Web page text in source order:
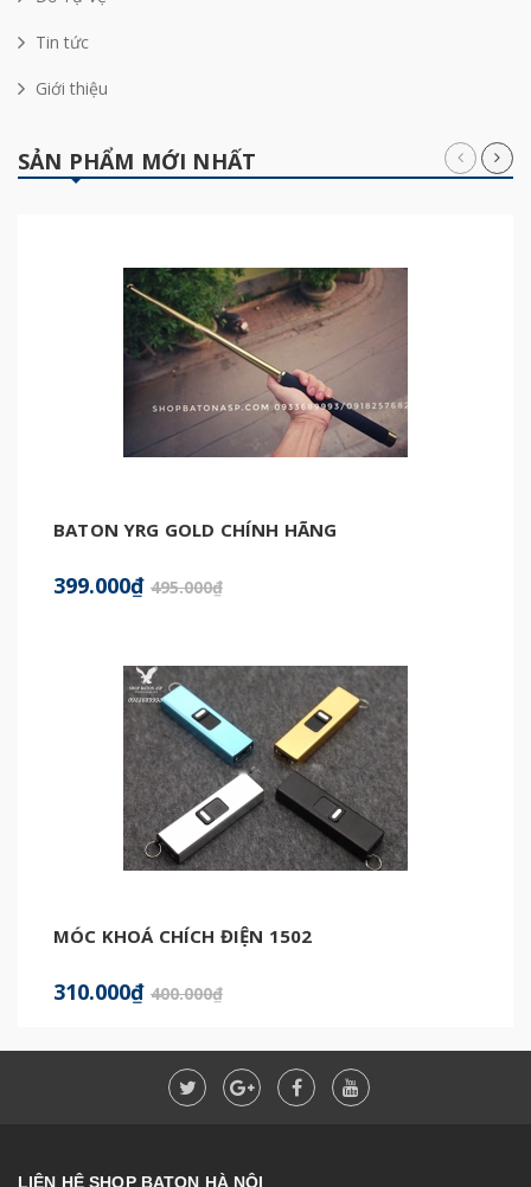
Tin tức
Giới thiệu
SẢN PHẨM MỚI NHẤT
BATON YRG GOLD CHÍNH HÃNG
399.000₫ 495.000₫
MÓC KHOÁ CHÍCH ĐIỆN 1502
310.000₫ 400.000₫
LIÊN HỆ SHOP BATON HÀ NỘI